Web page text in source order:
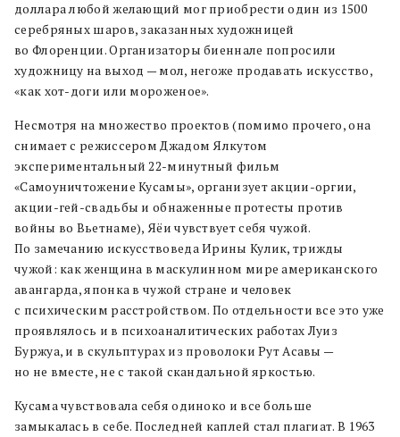
доллара любой желающий мог приобрести один из 1500
серебряных шаров, заказанных художницей
во Флоренции. Организаторы биеннале попросили
художницу на выход — мол, негоже продавать искусство,
«как хот-доги или мороженое».
Несмотря на множество проектов (помимо прочего, она
снимает c режиссером Джадом Ялкутом
экспериментальный 22-минутный фильм
«Самоуничтожение Кусамы», организует акции-оргии,
акции-гей-свадьбы и обнаженные протесты против
войны во Вьетнаме), Яёи чувствует себя чужой.
По замечанию искусствоведа Ирины Кулик, трижды
чужой: как женщина в маскулинном мире американского
авангарда, японка в чужой стране и человек
с психическим расстройством. По отдельности все это уже
проявлялось и в психоаналитических работах Луиз
Буржуа, и в скульптурах из проволоки Рут Асавы —
но не вместе, не с такой скандальной яркостью.
Кусама чувствовала себя одиноко и все больше
замыкалась в себе. Последней каплей стал плагиат. В 1963